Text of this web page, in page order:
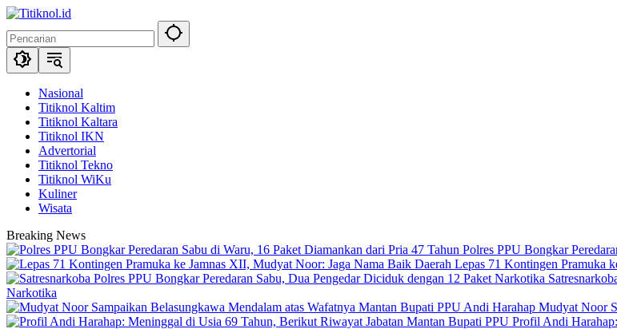
Langsung
konten
Nasional
Titiknol Kaltim
Titiknol Kaltara
Titiknol IKN
Advertorial
Titiknol Tekno
Titiknol WiKu
Kuliner
Wisata
Breaking News
Polres PPU Bongkar
Lepas 71 Kontingen Pramuka
Narkotika
Mudyat Noor
Profil Andi